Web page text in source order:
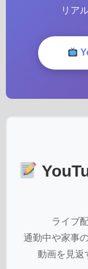
リア
ライブ
通勤中や家事
動画を見返